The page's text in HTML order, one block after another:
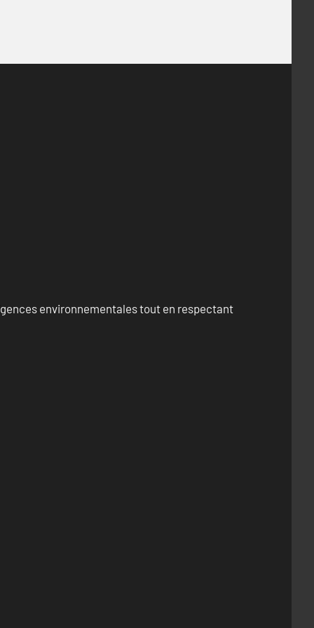
environnementales tout en respectant